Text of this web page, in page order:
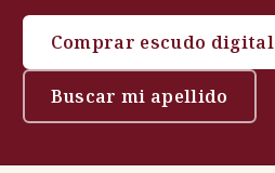
Comprar escudo digital
Buscar mi apellido